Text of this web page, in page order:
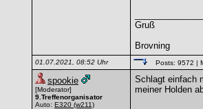
Gruß
Brovning
01.07.2021, 08:52 Uhr Posts: 9572 |
spookie
[Moderator]
9.Treffenorganisator
Auto: E320 (w211)
Schlagt einfach
meiner Holden